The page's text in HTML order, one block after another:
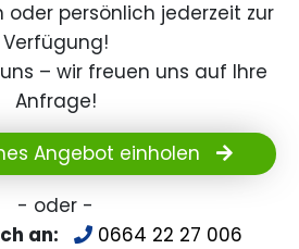
persönlich jederzeit zur
Verfügung!
– wir freuen uns auf Ihre
Anfrage!
Angebot einholen
- oder -
an:
0664 22 27 006